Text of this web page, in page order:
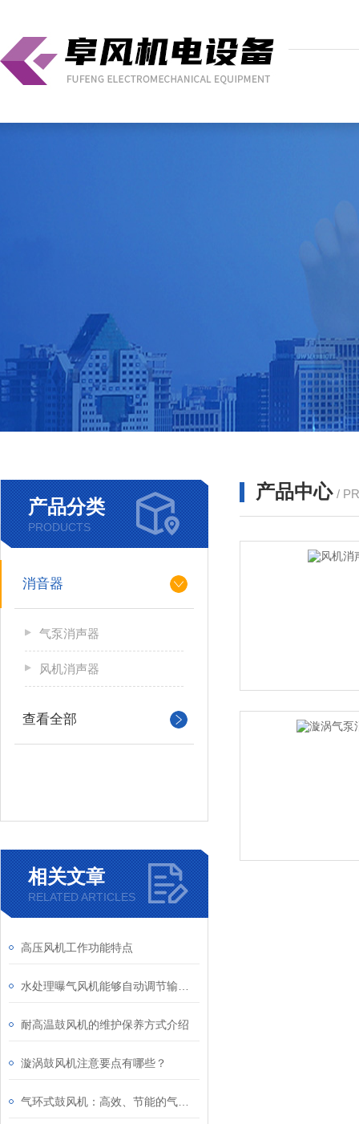
产品分类
PRODUCTS
消音器
气泵消声器
风机消声器
查看全部
相关文章
RELATED ARTICLES
高压风机工作功能特点
耐高温鼓风机的维护保养方式介绍
漩涡鼓风机注意要点有哪些？
产品中心 /